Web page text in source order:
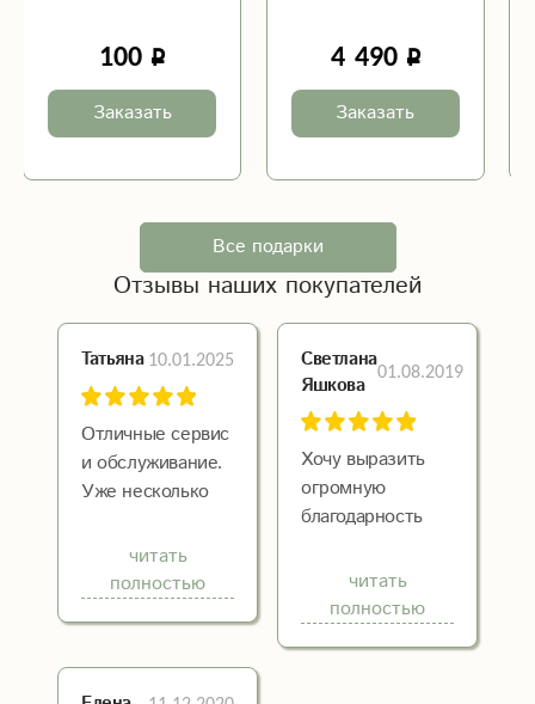
100
Заказать
4 490
Заказать
Все подарки
Отзывы наших покупателей
Татьяна 10.01.2025
Отличные сервис
и обслуживание.
Уже несколько
подруге букеты
на праздники и
они всегда были
свежие. Так как
сама живу далеко
читать
полностью
Светлана
Яшкова 01.08.2019
Хочу выразить
огромную
благодарность
ЦветыЭкспресс!
Доставка точно
Экспресс))) В
читать
полностью